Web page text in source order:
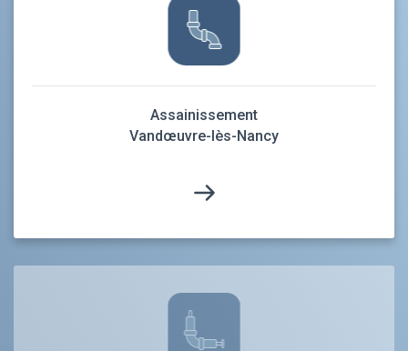
Assainissement
Vandœuvre-lès-Nancy